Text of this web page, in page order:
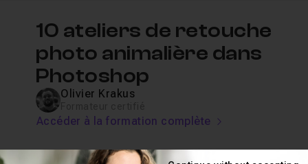
10 ateliers de retouche
photo animalière dans
Photoshop
Olivier Krakus
Accéder à la formation complète